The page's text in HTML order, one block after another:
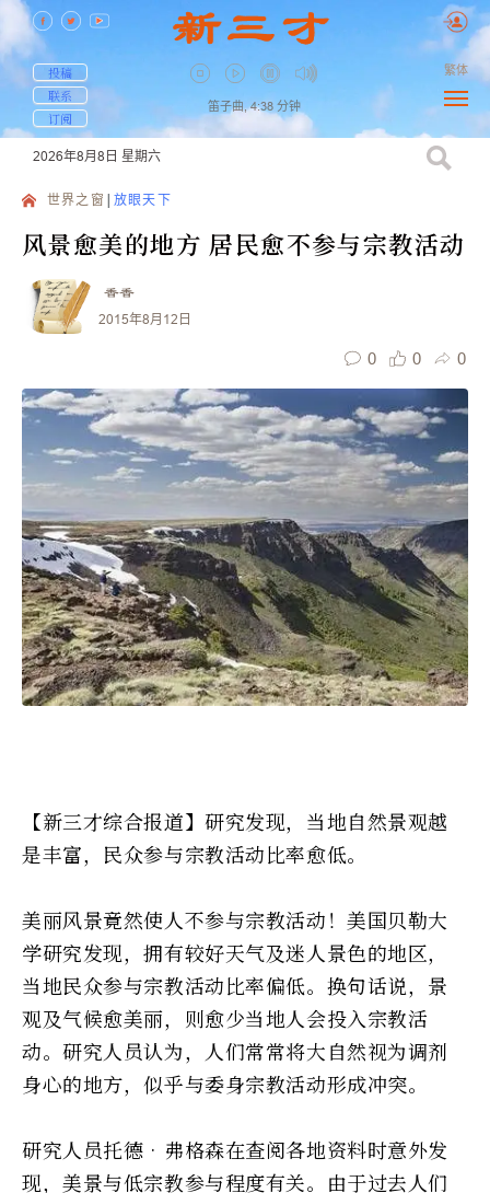
投稿
联系
订阅
笛子曲, 4:38 分钟
繁体
2026年8月8日 星期六
世界之窗 放眼天下
风景愈美的地方 居民愈不参与宗教活动
香香
2015年8月12日
0 0 0
【新三才综合报道】研究发现，当地自然景观越
是丰富，民众参与宗教活动比率愈低。
美丽风景竟然使人不参与宗教活动！美国贝勒大
学研究发现，拥有较好天气及迷人景色的地区，
当地民众参与宗教活动比率偏低。换句话说，景
观及气候愈美丽，则愈少当地人会投入宗教活
动。研究人员认为，人们常常将大自然视为调剂
身心的地方，似乎与委身宗教活动形成冲突。
研究人员托德•弗格森在查阅各地资料时意外发
现，美景与低宗教参与程度有关。由于过去人们